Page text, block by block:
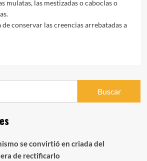
mulatas, las mestizadas o caboclas o
de conservar las creencias arrebatadas a
se convirtió en criada del
de rectificarlo